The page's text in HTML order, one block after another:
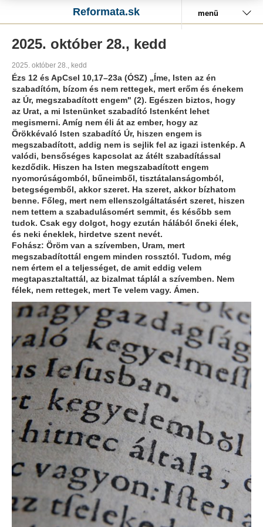
Reformata.sk menü
2025. október 28., kedd
2025. október 28., kedd
Ézs 12 és ApCsel 10,17–23a (ÓSZ) „Íme, Isten az én
szabadítóm, bízom és nem rettegek, mert erőm és énekem
az Úr, megszabadított engem" (2). Egészen biztos, hogy
az Urat, a mi Istenünket szabadító Istenként lehet
megismerni. Amíg nem éli át az ember, hogy az
Örökkévaló Isten szabadító Úr, hiszen engem is
megszabadított, addig nem is sejlik fel az igazi istenkép. A
valódi, bensőséges kapcsolat az átélt szabadítással
kezdődik. Hiszen ha Isten megszabadított engem
nyomorúságomból, bűneimből, tisztátalanságomból,
betegségemből, akkor szeret. Ha szeret, akkor bízhatom
benne. Főleg, mert nem ellenszolgáltatásért szeret, hiszen
nem tettem a szabadulásomért semmit, és később sem
tudok. Csak egy dolgot, hogy ezután hálából őneki élek,
és neki éneklek, hirdetve szent nevét.
Fohász: Öröm van a szívemben, Uram, mert
megszabadítottál engem minden rossztól. Tudom, még
nem értem el a teljességet, de amit eddig velem
megtapasztaltattál, az bizalmat táplál a szívemben. Nem
félek, nem rettegek, mert Te velem vagy. Ámen.